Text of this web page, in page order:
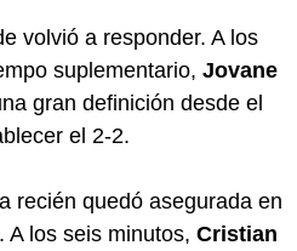
volvió a responder. A los
suplementario, Jovane
gran definición desde el
el 2-2.
recién quedó asegurada en
A los seis minutos, Cristian